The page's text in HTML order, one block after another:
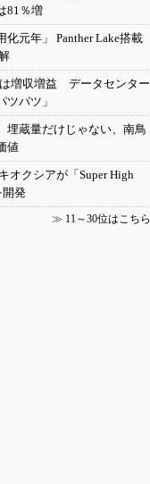
81％増
化元年」 Panther Lake搭載
増収増益 データセンター
ツパツ」
蔵量だけじゃない、南鳥
値
オクシアが「Super High
開発
≫ 11～30位はこちら